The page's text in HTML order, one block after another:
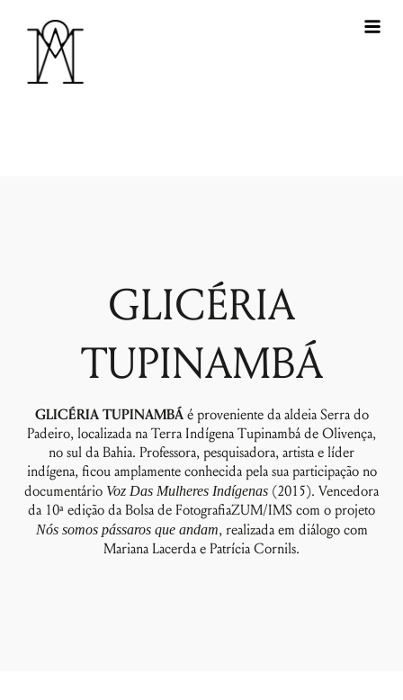
GLICÉRIA
TUPINAMBÁ
GLICÉRIA TUPINAMBÁé proveniente da aldeia Serra do
Padeiro, localizada na Terra Indígena Tupinambá de Olivença,
no sul da Bahia. Professora, pesquisadora, artista e líder
indígena, ficou amplamente conhecida pela sua participação no
documentário Voz Das Mulheres Indígenas (2015). Vencedora
da 10ª edição da Bolsa de FotografiaZUM/IMS com o projeto
Nós somos pássaros que andam, realizada em diálogo com
Mariana Lacerda e Patrícia Cornils.